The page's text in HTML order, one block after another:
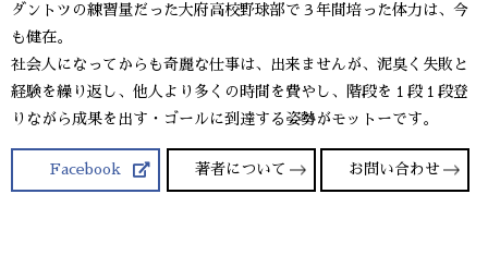
ダントツの練習量だった大府高校野球部で３年間培った体力は、今
も健在。
社会人になってからも奇麗な仕事は、出来ませんが、泥臭く失敗と
経験を繰り返し、他人より多くの時間を費やし、階段を１段１段登
りながら成果を出す・ゴールに到達する姿勢がモットーです。
Facebook 著者について お問い合わせ